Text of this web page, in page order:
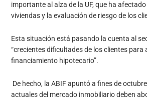
importante al alza de la UF, que ha
viviendas y la evaluación de riesgo de los
Esta situación está pasando la cuenta al
“crecientes dificultades de los clientes para
financiamiento hipotecario”.
De hecho, la ABIF apuntó a fines de
actuales del mercado inmobiliario deben